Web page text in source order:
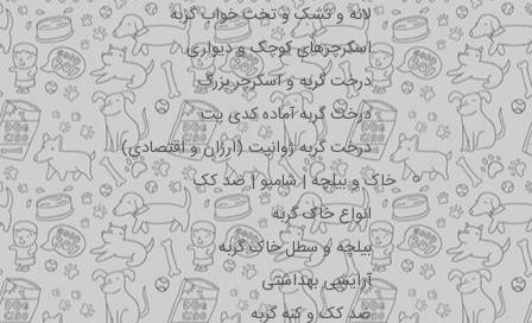
لانه و تشک و تخت خواب گربه
اسکرچرهای کوچک و دیواری
درخت گربه و اسکرچر بزرگ
درخت گربه آماده کدی پت
درخت گربه ژوانیت (ارزان و اقتصادی)
خاک و بیلچه | شامپو | ضد کک
انواع خاک گربه
بیلچه و سطل خاک گربه
آرایشی بهداشتی
ضد کک و کنه گربه